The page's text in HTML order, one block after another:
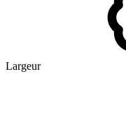
Largeur